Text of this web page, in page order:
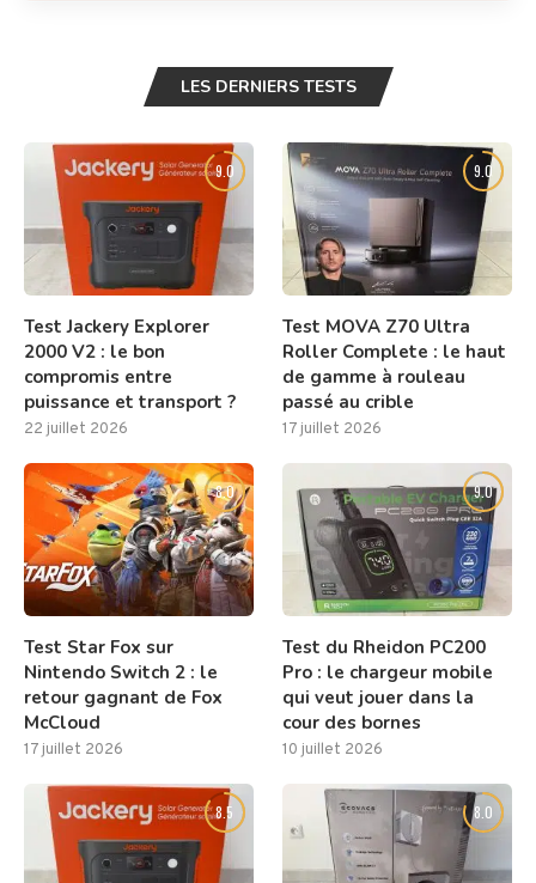
LES DERNIERS TESTS
9.0
Test Jackery Explorer
2000 V2 : le bon
compromis entre
puissance et transport ?
22 juillet 2026
9.0
Test MOVA Z70 Ultra
Roller Complete : le haut
de gamme à rouleau
passé au crible
17 juillet 2026
8.0
Test Star Fox sur
Nintendo Switch 2 : le
retour gagnant de Fox
McCloud
17 juillet 2026
9.0
Test du Rheidon PC200
Pro : le chargeur mobile
qui veut jouer dans la
cour des bornes
10 juillet 2026
8.5 8.0